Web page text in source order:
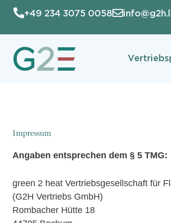
Zum
Inhalt
springen
+49 234 3075 0058
Impressum
Angaben entsprechen dem § 5 TMG:
green 2 heat Vertriebsgesellschaft für
(G2H Vertriebs GmbH)
Rombacher Hütte 18